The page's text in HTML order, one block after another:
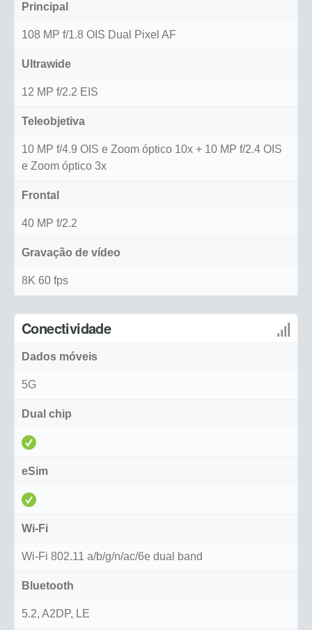
Principal
108 MP f/1.8 OIS Dual Pixel AF
Ultrawide
12 MP f/2.2 EIS
Teleobjetiva
10 MP f/4.9 OIS e Zoom óptico 10x + 10 MP f/2.4 OIS
e Zoom óptico 3x
Frontal
40 MP f/2.2
Gravação de vídeo
8K 60 fps
Conectividade
Dados móveis
5G
Dual chip
eSim
Wi-Fi
Wi-Fi 802.11 a/b/g/n/ac/6e dual band
Bluetooth
5.2, A2DP, LE